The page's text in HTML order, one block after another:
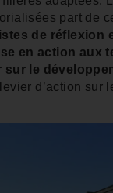
part de
de réflexion
en action aux
sur le
d’action sur